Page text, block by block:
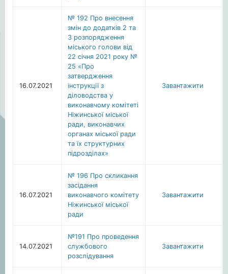
16.07.2021
№ 192 Про внесення
змін до додатків 2 та
3 розпорядження
міського голови від
22 січня 2021 року №
25 «Про
затвердження
інструкції з
діловодства у
виконавчому комітеті
Ніжинської міської
ради, виконавчих
органах міської ради
та їх структурних
підрозділах»
Завантажити
16.07.2021
№ 196 Про скликання
засідання
виконавчого комітету
Ніжинської міської
ради
Завантажити
14.07.2021
№191 Про проведення
службового
розслідування
Завантажити